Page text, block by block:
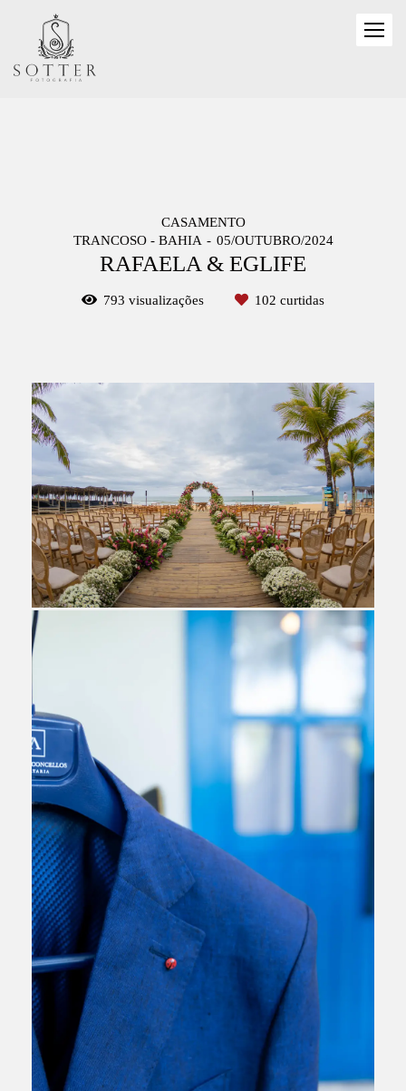
CASAMENTO
TRANCOSO - BAHIA
05/OUTUBRO/2024
RAFAELA & EGLIFE
793 visualizações 102 curtidas